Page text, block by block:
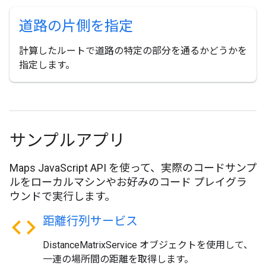
道路の片側を指定
計算したルートで道路の特定の部分を通るかどうかを
指定します。
サンプルアプリ
Maps JavaScript API を使って、実際のコードサンプ
ルをローカルマシンやお好みのコード プレイグラ
ウンドで実行します。
code 距離行列サービス
DistanceMatrixService オブジェクトを使用して、
一連の場所間の距離を取得します。